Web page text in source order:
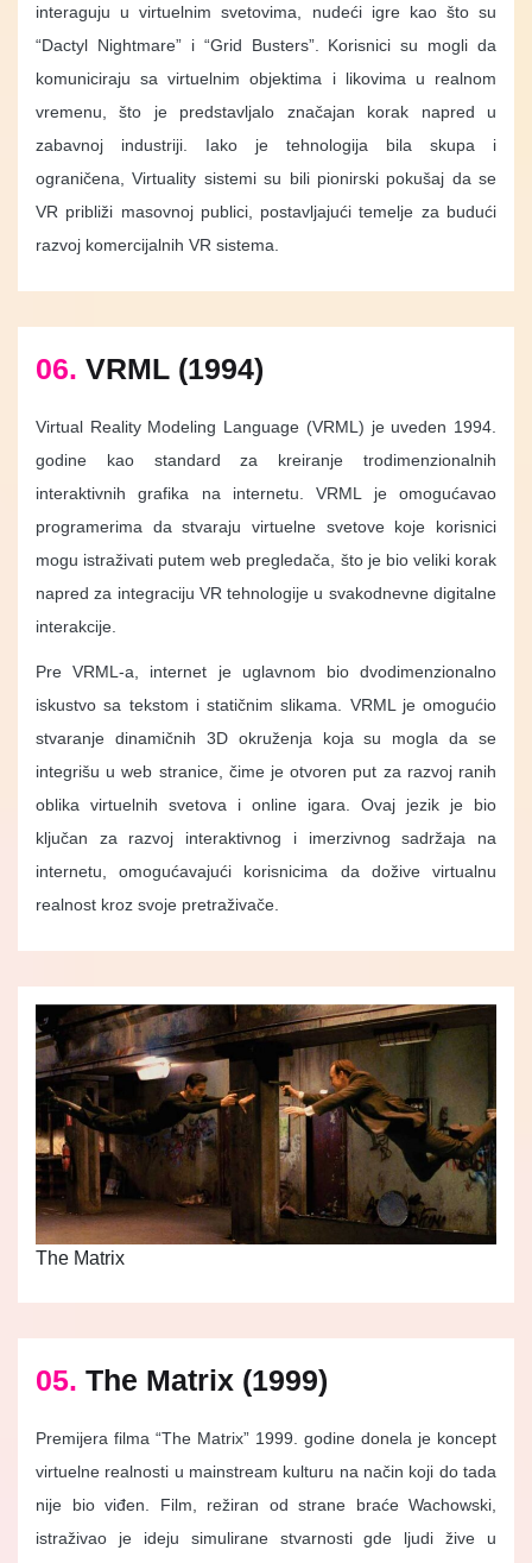
interaguju u virtuelnim svetovima, nudeći igre kao što su
“Dactyl Nightmare” i “Grid Busters”. Korisnici su mogli da
komuniciraju sa virtuelnim objektima i likovima u realnom
vremenu, što je predstavljalo značajan korak napred u
zabavnoj industriji. Iako je tehnologija bila skupa i
ograničena, Virtuality sistemi su bili pionirski pokušaj da se
VR približi masovnoj publici, postavljajući temelje za budući
razvoj komercijalnih VR sistema.
06. VRML (1994)
Virtual Reality Modeling Language (VRML) je uveden 1994.
godine kao standard za kreiranje trodimenzionalnih
interaktivnih grafika na internetu. VRML je omogućavao
programerima da stvaraju virtuelne svetove koje korisnici
mogu istraživati putem web pregledača, što je bio veliki korak
napred za integraciju VR tehnologije u svakodnevne digitalne
interakcije.
Pre VRML-a, internet je uglavnom bio dvodimenzionalno
iskustvo sa tekstom i statičnim slikama. VRML je omogućio
stvaranje dinamičnih 3D okruženja koja su mogla da se
integrišu u web stranice, čime je otvoren put za razvoj ranih
oblika virtuelnih svetova i online igara. Ovaj jezik je bio
ključan za razvoj interaktivnog i imerzivnog sadržaja na
internetu, omogućavajući korisnicima da dožive virtualnu
realnost kroz svoje pretraživače.
The Matrix
05. The Matrix (1999)
Premijera filma “The Matrix” 1999. godine donela je koncept
virtuelne realnosti u mainstream kulturu na način koji do tada
nije bio viđen. Film, režiran od strane braće Wachowski,
istraživao je ideju simulirane stvarnosti gde ljudi žive u